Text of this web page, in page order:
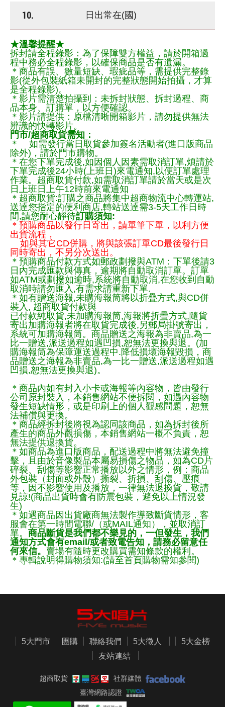
10. 日出常在(國)
★溫馨提醒★
拆封請全程錄影：為了保障雙方權益，請於開箱過
程中務必全程錄影，以確保商品是否有遺漏。
＊商品有誤、數量短缺、瑕疵品等，需提供完整錄
影(從外包裝紙箱未開封的完整狀態開始拍攝，才算
是全程錄影)。
＊影片需清楚拍攝到：未拆封狀態、拆封過程、商
品本身、訂購單，以方便確認。
＊影片請提供：原檔清晰開箱影片，請勿提供無法
辨識的快轉影片。
門市/超商取貨需知：
＊ 如需發行當日取貨參加簽名活動者(進口版商品
除外)，請於門市購物。
＊在您下單完成後,如因個人因素需取消訂單,煩請於
下單完成後24小時(上班日)來電通知,以便訂單處理
作業。超商取貨付款,如需取消訂單請於當天或是次
日上班日上午12時前來電通知
＊超商取貨:訂購之商品將集中超商物流中心轉運站,
送達您指定的便利商店,轉站送達需3-5天工作日時
間,請您耐心靜待訂購須知:
＊預購商品以發行日寄出，請單筆下單，以利方便
出貨流程，
如與其它CD併購，將與該張訂單CD最後發行日
同時寄出，不另分次送出。
＊預購商品付款方式如郵政劃撥與ATM：下單後請3
日內完成匯款與傳真，逾期將自動取消訂單。訂單
如ATM或劃撥如逾時,系統將自動取消,在您收到自動
取消時請勿匯入,有需求請重新下單.
＊如有贈送海報,未購海報筒將以折疊方式,與CD併
裝入, 超商取貨付款與
已付款純取貨,未加購海報筒,海報將折疊方式,隨貨
寄出加購海報者將在取貨完成後,另郵局掛號寄出，
系統可加購海報筒。商品贈送之海報為非賣品,為一
比一贈送,派送過程如遇凹損,恕無法更換與退。(加
購海報筒為保障運送過程中.降低損壞海報毀損，商
品贈送之海報為非賣品,為一比一贈送,派送過程如遇
凹損,恕無法更換與退)。
＊商品內如有封入小卡或海報等內容物，皆由發行
公司原封裝入，本銷售網站不便拆閱，如遇內容物
發生短缺情形，或是印刷上的個人觀感問題，恕無
法補償與更換。
＊商品經拆封後將視為認同該商品，如為拆封後所
產生的商品外觀損傷，本銷售網站一概不負責，恕
無法提供退換貨。
＊如商品為進口版商品，配送過程中將無法避免撞
擊，且由於音像製品本屬易損傷之物品，如為CD片
碎裂、刮傷等影響正常播放以外之情形，例：商品
外包裝（封面或外殼）撕裂、折損、刮傷、壓痕
等，因不影響使用及播放，一律無法退換貨，敬請
見諒!(商品出貨時會有防震包裝，避免以上情況發
生)
＊如遇商品因出貨廠商無法製作導致斷貨情形，客
服會在第一時間電聯/（或MAIL通知），並取消訂
單。 商品斷貨是我們都不樂見的，一但發生，我們
通知方式會有email/或者致電告知，請務必留意任
何來信。 賣場有隨時更改購買需知條款的權利。
＊專輯說明得購物須知:(請至首頁購物需知參閱)
5大門市 團購 聯絡我們 5大徵人
5大金榜
友站連結
超商取貨
社群媒體
臺灣網路認證